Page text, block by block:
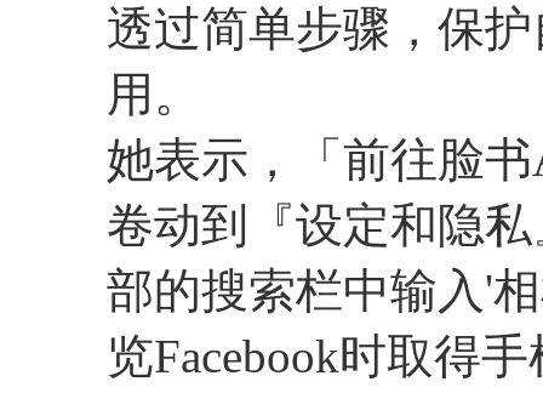
透过简单步骤，保
用。
她表示，「前往脸
卷动到『设定和隐
部的搜索栏中输入'
览Facebook时取得